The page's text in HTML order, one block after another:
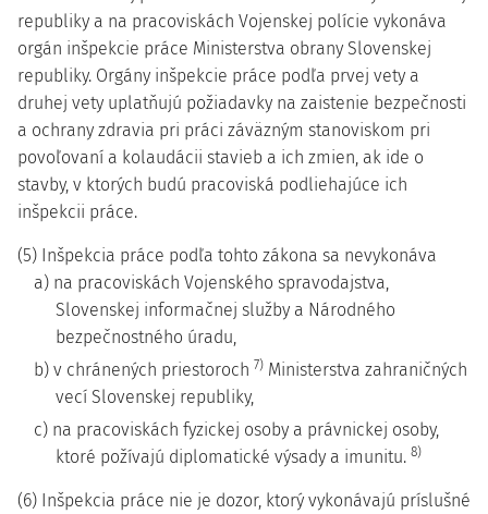
republiky a na pracoviskách Vojenskej polície vykonáva
orgán inšpekcie práce Ministerstva obrany Slovenskej
republiky. Orgány inšpekcie práce podľa prvej vety a
druhej vety uplatňujú požiadavky na zaistenie bezpečnosti
a ochrany zdravia pri práci záväzným stanoviskom pri
povoľovaní a kolaudácii stavieb a ich zmien, ak ide o
stavby, v ktorých budú pracoviská podliehajúce ich
inšpekcii práce.
(5) Inšpekcia práce podľa tohto zákona sa nevykonáva
a) na pracoviskách Vojenského spravodajstva,
Slovenskej informačnej služby a Národného
bezpečnostného úradu,
b) v chránených priestoroch 7) Ministerstva zahraničných
vecí Slovenskej republiky,
c) na pracoviskách fyzickej osoby a právnickej osoby,
ktoré požívajú diplomatické výsady a imunitu. 8)
(6) Inšpekcia práce nie je dozor, ktorý vykonávajú príslušné